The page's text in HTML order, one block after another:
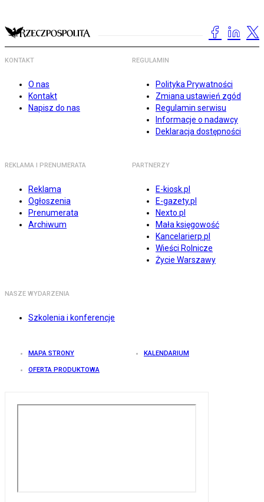
KONTAKT
O nas
Kontakt
Napisz do nas
REGULAMIN
Polityka Prywatności
Zmiana ustawień zgód
Regulamin serwisu
Informacje o nadawcy
Deklaracja dostępności
REKLAMA I PRENUMERATA
Reklama
Ogłoszenia
Prenumerata
Archiwum
PARTNERZY
E-kiosk.pl
E-gazety.pl
Nexto.pl
Mała księgowość
Kancelarierp.pl
Wieści Rolnicze
Życie Warszawy
NASZE WYDARZENIA
Szkolenia i konferencje
MAPA STRONY KALENDARIUM
OFERTA PRODUKTOWA